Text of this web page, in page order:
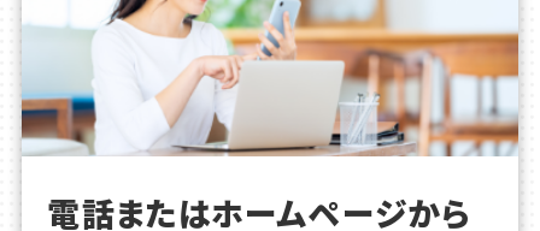
電話またはホームページから